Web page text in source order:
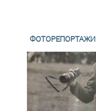
ФОТОРЕПОРТАЖИ